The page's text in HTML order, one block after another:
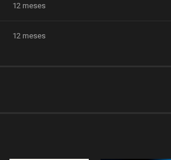
12 meses
12 meses